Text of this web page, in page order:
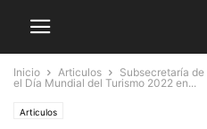
Inicio Articulos
Subsecretaría
el Día Mundial del Turismo 2022 en...
Articulos